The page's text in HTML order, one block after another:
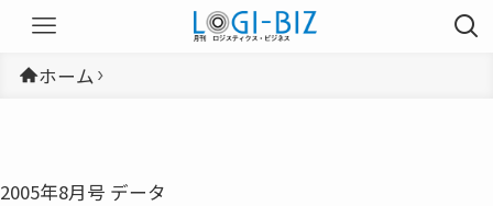
ホーム
2005年8月号 データ